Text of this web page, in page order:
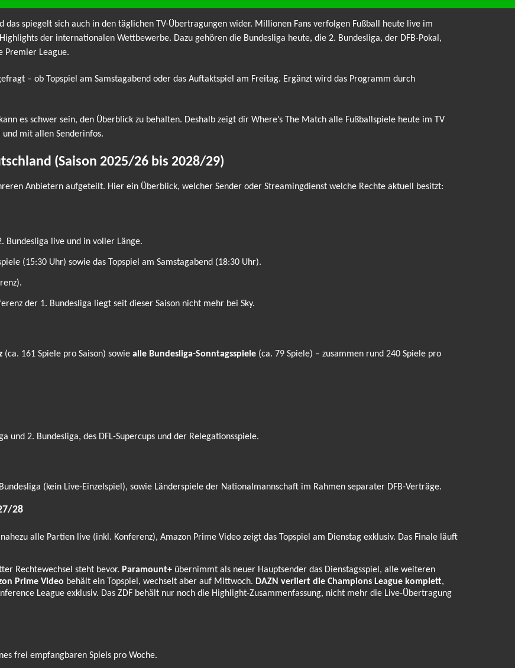
das spiegelt sich auch in den täglichen TV-Übertragungen wider. Millionen Fans verfolgen Fußball heute live im
der internationalen Wettbewerbe. Dazu gehören die Bundesliga heute, die 2. Bundesliga, der DFB-Pokal,
Premier League.
– ob Topspiel am Samstagabend oder das Auftaktspiel am Freitag. Ergänzt wird das Programm durch
es schwer sein, den Überblick zu behalten. Deshalb zeigt dir Where’s The Match alle Fußballspiele heute im TV
mit allen Senderinfos.
(Saison 2025/26 bis 2028/29)
Anbietern aufgeteilt. Hier ein Überblick, welcher Sender oder Streamingdienst welche Rechte aktuell besitzt:
Bundesliga live und in voller Länge.
(15:30 Uhr) sowie das Topspiel am Samstagabend (18:30 Uhr).
der 1. Bundesliga liegt seit dieser Saison nicht mehr bei Sky.
(ca. 161 Spiele pro Saison) sowie alle Bundesliga-Sonntagsspiele (ca. 79 Spiele) – zusammen rund 240 Spiele pro
und 2. Bundesliga, des DFL-Supercups und der Relegationsspiele.
(kein Live-Einzelspiel), sowie Länderspiele der Nationalmannschaft im Rahmen separater DFB-Verträge.
28
alle Partien live (inkl. Konferenz), Amazon Prime Video zeigt das Topspiel am Dienstag exklusiv. Das Finale läuft
Rechtewechsel steht bevor. Paramount+ übernimmt als neuer Hauptsender das Dienstagsspiel, alle weiteren
Prime Video behält ein Topspiel, wechselt aber auf Mittwoch. DAZN verliert die Champions League komplett,
League exklusiv. Das ZDF behält nur noch die Highlight-Zusammenfassung, nicht mehr die Live-Übertragung
frei empfangbaren Spiels pro Woche.